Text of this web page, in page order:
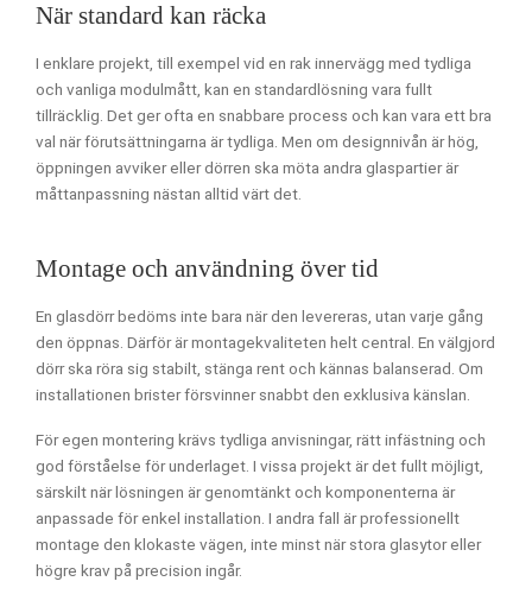
När standard kan räcka
I enklare projekt, till exempel vid en rak innervägg med tydliga
och vanliga modulmått, kan en standardlösning vara fullt
tillräcklig. Det ger ofta en snabbare process och kan vara ett bra
val när förutsättningarna är tydliga. Men om designnivån är hög,
öppningen avviker eller dörren ska möta andra glaspartier är
måttanpassning nästan alltid värt det.
Montage och användning över tid
En glasdörr bedöms inte bara när den levereras, utan varje gång
den öppnas. Därför är montagekvaliteten helt central. En välgjord
dörr ska röra sig stabilt, stänga rent och kännas balanserad. Om
installationen brister försvinner snabbt den exklusiva känslan.
För egen montering krävs tydliga anvisningar, rätt infästning och
god förståelse för underlaget. I vissa projekt är det fullt möjligt,
särskilt när lösningen är genomtänkt och komponenterna är
anpassade för enkel installation. I andra fall är professionellt
montage den klokaste vägen, inte minst när stora glasytor eller
högre krav på precision ingår.